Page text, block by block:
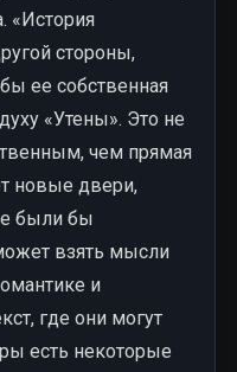
«История
стороны,
ее собственная
«Утены». Это не
чем прямая
новые двери,
были бы
взять мысли
и
где они могут
есть некоторые